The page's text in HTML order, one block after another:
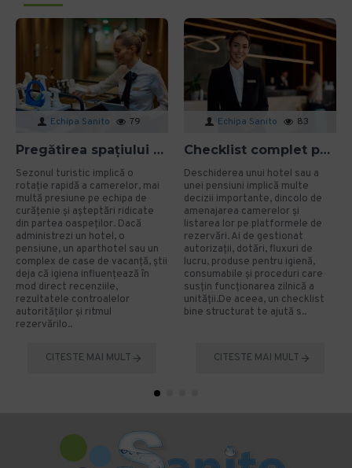
Echipa Sanito 79
Pregătirea spațiului pentru sezonul turistic: cum eviți problemele de igienă?
Sezonul turistic implică o
rotație rapidă a camerelor, mai
multă presiune pe echipa de
curățenie și așteptări ridicate
din partea oaspeților. Dacă
administrezi un hotel, o
pensiune, un aparthotel sau un
complex de case de vacanță, știi
deja că igiena influențează în
mod direct recenziile,
rezultatele controalelor
autorităților și ritmul
rezervărilo..
CITESTE MAI MULT
Echipa Sanito 83
Checklist complet pentru deschiderea unui hotel sau a unei pensiuni
Deschiderea unui hotel sau a
unei pensiuni implică multe
decizii importante, dincolo de
amenajarea camerelor și
listarea lor pe platformele de
rezervări. Ai de gestionat
autorizații, dotări, fluxuri de
lucru, produse pentru igienă,
consumabile și proceduri care
susțin funcționarea zilnică a
unității.De aceea, un checklist
bine structurat te ajută s..
CITESTE MAI MULT